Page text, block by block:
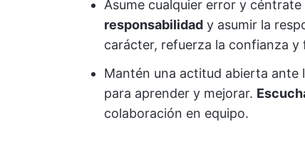
Asume cualquier error y
responsabilidad y asumir la
carácter, refuerza la confianza
Mantén una actitud abierta ante
para aprender y mejorar.
colaboración en equipo.